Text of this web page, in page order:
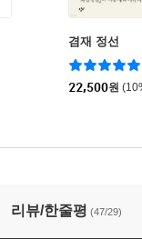
겸재 정선
22,500원
리뷰/한줄평 (47/29)